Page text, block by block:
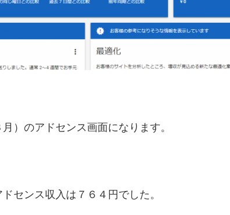
）のアドセンス画面になります。
センス収入は７６４円でした。